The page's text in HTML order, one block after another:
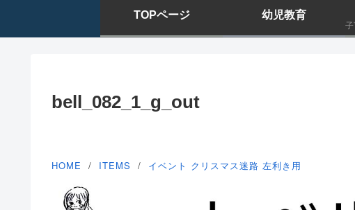
TOPページ 幼児教育
bell_082_1_g_out
HOME ITEMS イベント クリスマス迷路 左利き用